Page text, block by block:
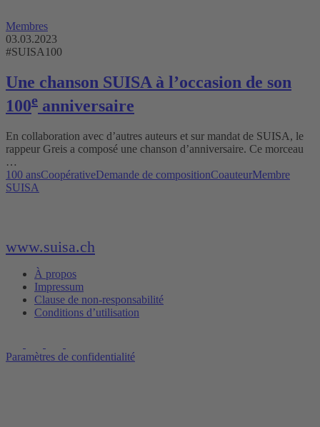
Membres
03.03.2023
#SUISA100
Une chanson SUISA à l’occasion de son
100e anniversaire
En collaboration avec d’autres auteurs et sur mandat de SUISA, le
rappeur Greis a composé une chanson d’anniversaire. Ce morceau
…
100 ansCoopérativeDemande de compositionCoauteurMembre
SUISA
www.suisa.ch
À propos
Impressum
Clause de non-responsabilité
Conditions d’utilisation
Paramètres de confidentialité